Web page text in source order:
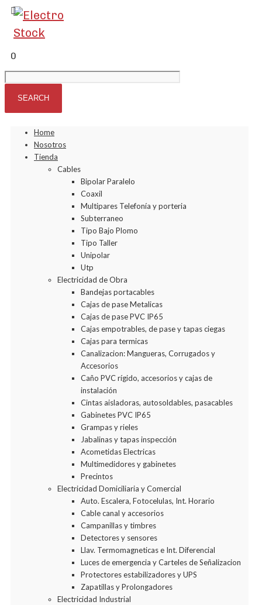
0
Home
Nosotros
Tienda
Cables
Bipolar Paralelo
Coaxil
Multipares Telefonía y porteria
Subterraneo
Tipo Bajo Plomo
Tipo Taller
Unipolar
Utp
Electricidad de Obra
Bandejas portacables
Cajas de pase Metalicas
Cajas de pase PVC IP65
Cajas empotrables, de pase y tapas ciegas
Cajas para termicas
Canalizacion: Mangueras, Corrugados y
Accesorios
Caño PVC rígido, accesorios y cajas de
instalación
Cintas aisladoras, autosoldables, pasacables
Gabinetes PVC IP65
Grampas y rieles
Jabalinas y tapas inspección
Acometidas Electricas
Multimedidores y gabinetes
Precintos
Electricidad Domiciliaria y Comercial
Auto. Escalera, Fotocelulas, Int. Horario
Cable canal y accesorios
Campanillas y timbres
Detectores y sensores
Llav. Termomagneticas e Int. Diferencial
Luces de emergencia y Carteles de Señalizacion
Protectores estabilizadores y UPS
Zapatillas y Prolongadores
Electricidad Industrial